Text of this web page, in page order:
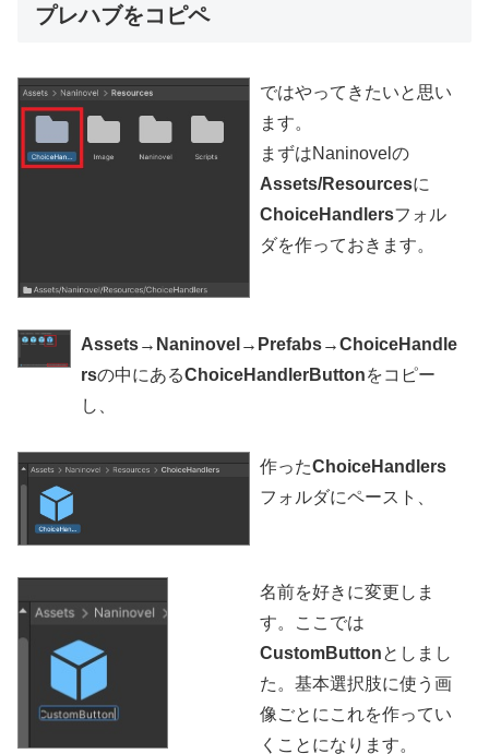
プレハブをコピペ
ではやってきたいと思い
ます。
まずはNaninovelの
Assets/Resourcesに
ChoiceHandlersフォル
ダを作っておきます。
Assets→Naninovel→Prefabs→ChoiceHandle
rsの中にあるChoiceHandlerButtonをコピー
し、
作ったChoiceHandlers
フォルダにペースト、
名前を好きに変更しま
す。ここでは
CustomButtonとしまし
た。基本選択肢に使う画
像ごとにこれを作ってい
くことになります。